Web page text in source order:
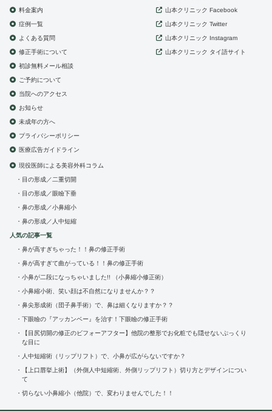
料金案内
症例一覧
よくある質問
修正手術について
初診無料メール相談
ご予約について
当院へのアクセス
お知らせ
未成年の方へ
プライバシーポリシー
医療広告ガイドライン
現役医師による美容外科コラム
目の形成／二重切開
目の形成／眼瞼下垂
鼻の形成／小鼻縮小
鼻の形成／人中短縮
人気の記事一覧
鼻が高すぎちゃった！！鼻の修正手術
鼻が高すぎて曲がっている！！鼻の修正手術
小鼻が二段になっちゃいました!! （小鼻縮小修正術）
小鼻縮小術、笑い顔は不自然になりませんか？？
鼻尖形成術（団子鼻手術）で、鼻は細くなりますか？？
下眼瞼の『アッカンベー』を治す！下眼瞼の修正手術
【目尻切開の修正のビフォーアフター】他院の整形でお化粧でも隠せないぷっくり
な目に
人中短縮術（リップリフト）で、小鼻が広がらないですか？
【上口唇挙上術】（外側人中短縮術、外側リップリフト）切り方とデザインについ
て
切らない小鼻縮小（他院）で、変わりませんでした！！
山本クリニック Facebook
山本クリニック Twitter
山本クリニック Instagram
山本クリニック タイ語サイト